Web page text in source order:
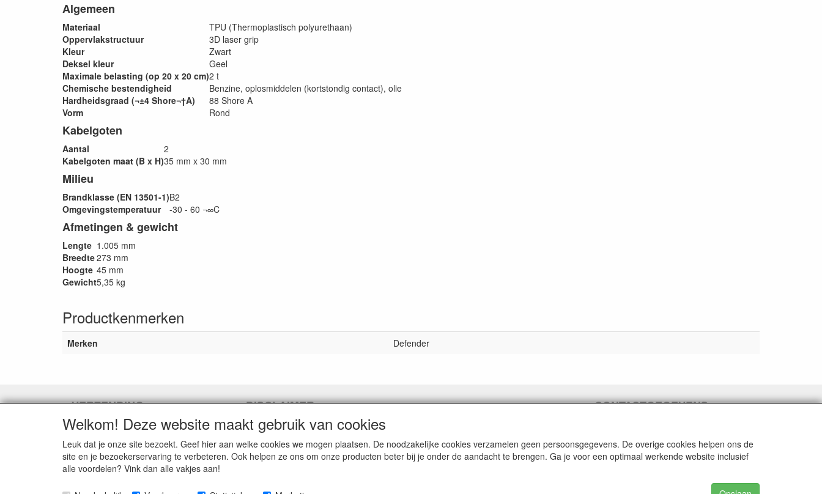
Algemeen
Materiaal
TPU (Thermoplastisch polyurethaan)
Oppervlakstructuur
3D laser grip
Kleur
Zwart
Deksel kleur
Geel
Maximale belasting (op 20 x 20 cm)2 t
Chemische bestendigheid
Benzine, oplosmiddelen (kortstondig contact), olie
Hardheidsgraad (¬±4 Shore¬†A)
88 Shore A
Vorm
Rond
Kabelgoten
Aantal
2
Kabelgoten maat (B x H)35 mm x 30 mm
Milieu
Brandklasse (EN 13501-1)B2
Omgevingstemperatuur
-30 - 60 ¬∞C
Afmetingen & gewicht
Lengte 1.005 mm
Breedte273 mm
Hoogte 45 mm
Gewicht5,35 kg
Productkenmerken
Merken Defender
VERZENDING
Herroepingslink aanvragen
DISCLAIMER
Herroepingslink aanvragen
CONTACTGEGEVENS
5141 JN Waalwijk
Welkom! Deze website maakt gebruik van cookies
Leuk dat je onze site bezoekt. Geef hier aan welke cookies we mogen plaatsen. De noodzakelijke cookies verzamelen geen persoonsgegevens. De overige cookies helpen ons de
site en je bezoekerservaring te verbeteren. Ook helpen ze ons om onze producten beter bij je onder de aandacht te brengen. Ga je voor een optimaal werkende website inclusief
alle voordelen? Vink dan alle vakjes aan!